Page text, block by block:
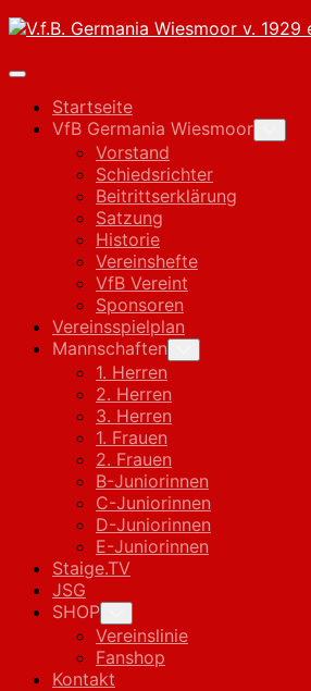
Skip
content
Expand
Startseite
VfB Germania Wiesmoor
Child
Vorstand
Schiedsrichter
Beitrittserklärung
Satzung
Historie
Vereinshefte
VfB Vereint
Sponsoren
Vereinsspielplan
Mannschaften
Child
1. Herren
2. Herren
3. Herren
1. Frauen
2. Frauen
B-Juniorinnen
C-Juniorinnen
D-Juniorinnen
E-Juniorinnen
Staige.TV
JSG
SHOP
Child
Menu
Vereinslinie
Fanshop
Kontakt